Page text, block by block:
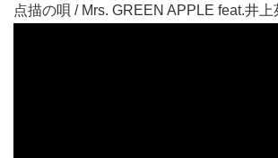
点描の唄 / Mrs. GREEN APPLE feat.井上